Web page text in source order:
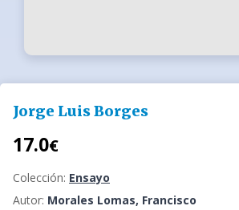
Jorge Luis Borges
17.0€
Colección: Ensayo
Autor: Morales Lomas, Francisco